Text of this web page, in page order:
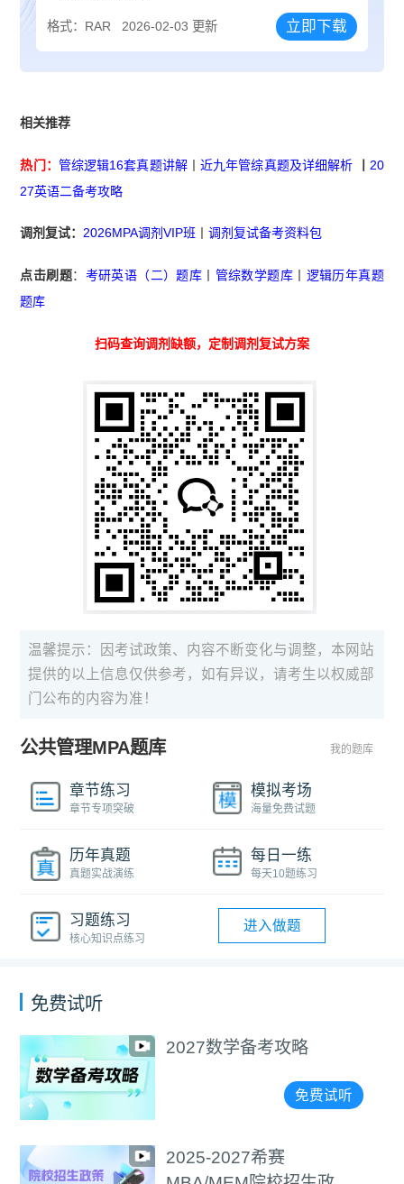
格式：RAR 2026-02-03 更新 立即下载
相关推荐
热门： 管综逻辑16套真题讲解丨近九年管综真题及详细解析 丨 20
27英语二备考攻略
调剂复试：2026MPA调剂VIP班 丨调剂复试备考资料包
点击刷题： 考研英语（二）题库 管综数学题库
逻辑历年真题
题库
扫码查询调剂缺额，定制调剂复试方案
温馨提示：因考试政策、内容不断变化与调整，本网站
提供的以上信息仅供参考，如有异议，请考生以权威部
门公布的内容为准！
公共管理MPA题库 我的题库
章节练习
章节专项突破
模拟考场
海量免费试题
历年真题
真题实战演练
每日一练
每天10题练习
习题练习
核心知识点练习
进入做题
免费试听
数学备考攻略
免费试听
2027希赛